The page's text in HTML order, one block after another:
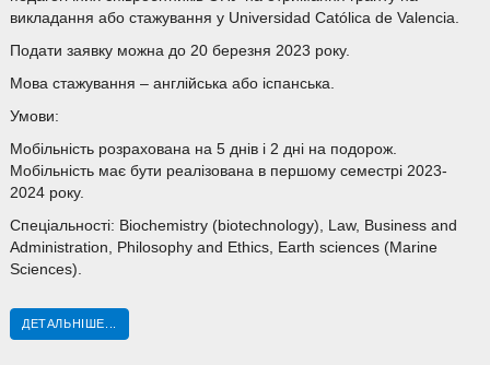
викладання або стажування у Universidad Católica de Valencia.
Подати заявку можна до 20 березня 2023 року.
Мова стажування – англійська або іспанська.
Умови:
Мобільність розрахована на 5 днів і 2 дні на подорож.
Мобільність має бути реалізована в першому семестрі 2023-
2024 року.
Спеціальності: Biochemistry (biotechnology), Law, Business and
Administration, Philosophy and Ethics, Earth sciences (Marine
Sciences).
ДЕТАЛЬНІШЕ...